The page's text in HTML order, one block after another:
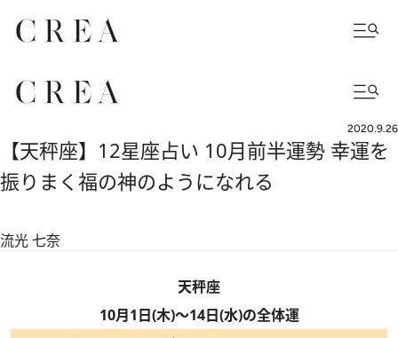
2020.9.26
【天秤座】12星座占い 10月前半運勢 幸運を
振りまく福の神のようになれる
流光 七奈
天秤座
10月1日(木)～14日(水)の全体運